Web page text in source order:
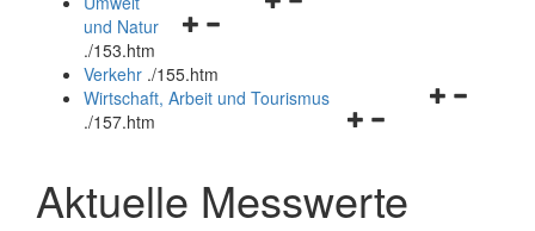
Navigationsmenü
und
schließen
und Natur
./153.htm
Verkehr ./155.htm
Navigationsmenü
schließen
Wirtschaft, Arbeit und Tourismus
./157.htm
Aktuelle Messwerte